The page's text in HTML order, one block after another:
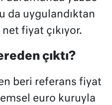
da uygulandıktan
fiyat çıkıyor.
çıktı?
beri referans fiyat
euro kuruyla